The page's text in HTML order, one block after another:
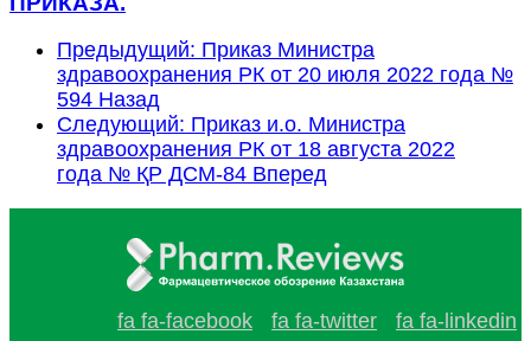
Предыдущий: Приказ Министра
здравоохранения РК от 20 июля 2022 года №
594 Назад
Следующий: Приказ и.о. Министра
здравоохранения РК от 18 августа 2022
года № ҚР ДСМ-84 Вперед
fa fa-facebook fa fa-twitter
fa fa-linkedin